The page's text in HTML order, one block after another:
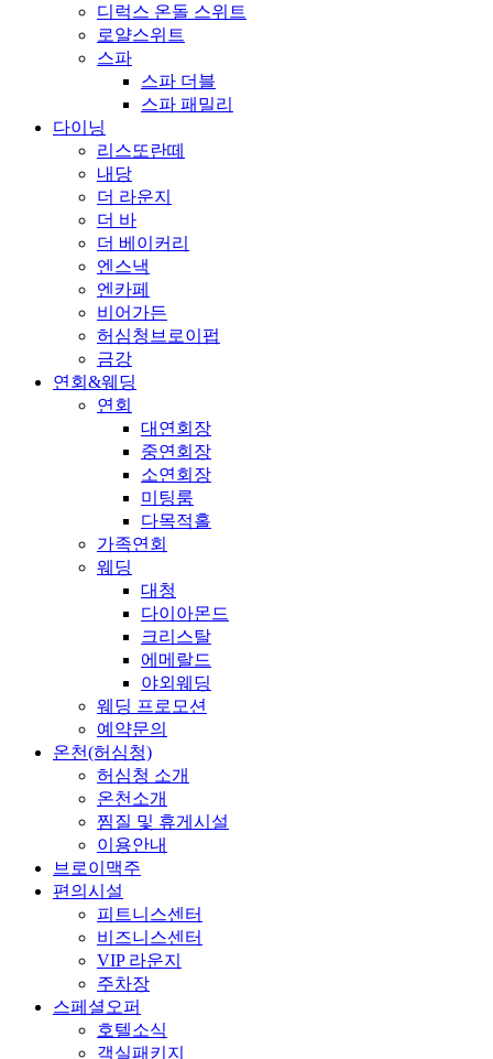
디럭스 온돌 스위트
로얄스위트
스파
스파 더블
스파 패밀리
다이닝
리스또란떼
내당
더 라운지
더 바
더 베이커리
엔스낵
엔카페
비어가든
허심청브로이펍
금강
연회&웨딩
연회
대연회장
중연회장
소연회장
미팅룸
다목적홀
가족연회
웨딩
대청
다이아몬드
크리스탈
에메랄드
야외웨딩
웨딩 프로모션
예약문의
온천(허심청)
허심청 소개
온천소개
찜질 및 휴게시설
이용안내
브로이맥주
편의시설
피트니스센터
비즈니스센터
VIP 라운지
주차장
스페셜오퍼
호텔소식
객실패키지